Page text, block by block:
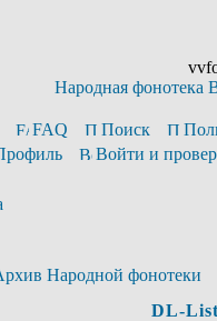
Народная фонотека
FAQ Поиск
Войти и
Народной фонотеки
DL-List